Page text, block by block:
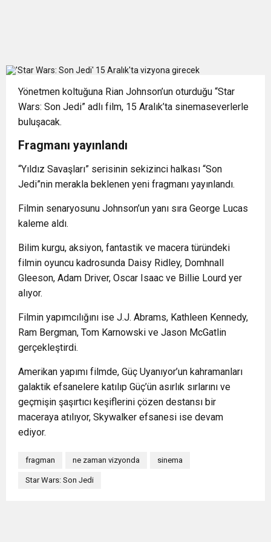
Yönetmen koltuğuna Rian Johnson’un oturduğu “Star
Wars: Son Jedi” adlı film, 15 Aralık’ta sinemaseverlerle
buluşacak.
Fragmanı yayınlandı
“Yıldız Savaşları” serisinin sekizinci halkası “Son
Jedi”nin merakla beklenen yeni fragmanı yayınlandı.
Filmin senaryosunu Johnson’un yanı sıra George Lucas
kaleme aldı.
Bilim kurgu, aksiyon, fantastik ve macera türündeki
filmin oyuncu kadrosunda Daisy Ridley, Domhnall
Gleeson, Adam Driver, Oscar Isaac ve Billie Lourd yer
alıyor.
Filmin yapımcılığını ise J.J. Abrams, Kathleen Kennedy,
Ram Bergman, Tom Karnowski ve Jason McGatlin
gerçekleştirdi.
Amerikan yapımı filmde, Güç Uyanıyor’un kahramanları
galaktik efsanelere katılıp Güç’ün asırlık sırlarını ve
geçmişin şaşırtıcı keşiflerini çözen destansı bir
maceraya atılıyor, Skywalker efsanesi ise devam
ediyor.
fragman ne zaman vizyonda sinema
Star Wars: Son Jedi